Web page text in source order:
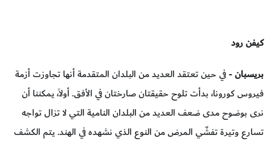
كيفن رود
بريسبان- في حين تعتقد العديد من البلدان المتقدمة أنها تجاوزت أزمة
فيروس كورونا، بدأت تلوح حقيقتان صارختان في الأفق. أولاً، يمكننا أن
نرى بوضوح مدى ضعف العديد من البلدان النامية التي لا تزال تواجه
تسارع وتيرة تفشّي المرض من النوع الذي نشهده في الهند. يتم الكشف